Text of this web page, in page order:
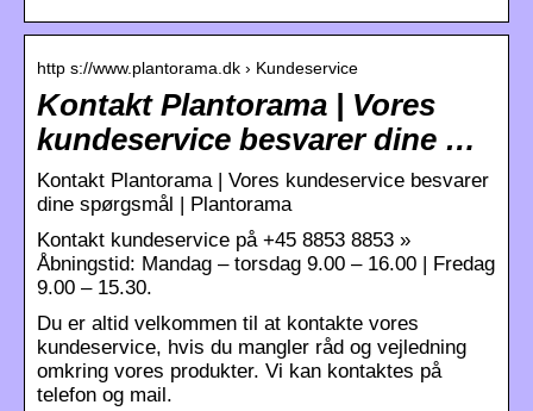
http s://www.plantorama.dk › Kundeservice
Kontakt Plantorama | Vores
kundeservice besvarer dine …
Kontakt Plantorama | Vores kundeservice besvarer
dine spørgsmål | Plantorama
Kontakt kundeservice på +45 8853 8853 »
Åbningstid: Mandag – torsdag 9.00 – 16.00 | Fredag
9.00 – 15.30.
Du er altid velkommen til at kontakte vores
kundeservice, hvis du mangler råd og vejledning
omkring vores produkter. Vi kan kontaktes på
telefon og mail.